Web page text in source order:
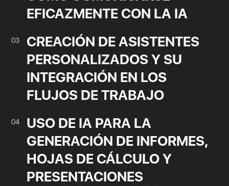
EFICAZMENTE CON LA IA
03
CREACIÓN DE ASISTENTES
PERSONALIZADOS Y SU
INTEGRACIÓN EN LOS
FLUJOS DE TRABAJO
04
USO DE IA PARA LA
GENERACIÓN DE INFORMES,
HOJAS DE CÁLCULO Y
PRESENTACIONES